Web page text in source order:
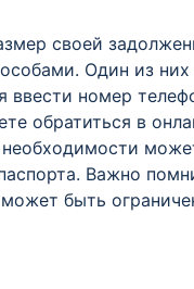
своей
Один из
ввести номер
обратиться в
Важно
быть